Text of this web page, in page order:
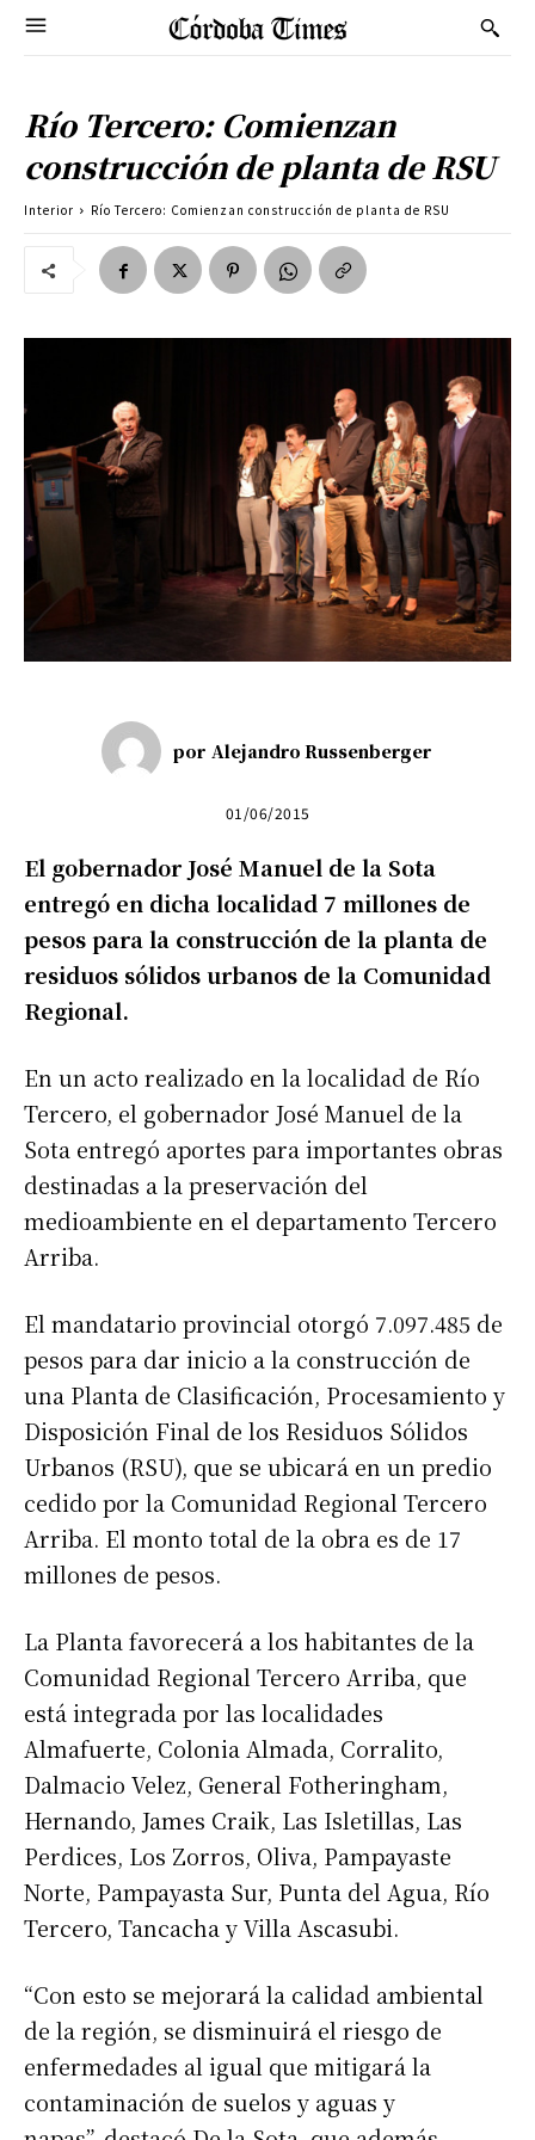
Río Tercero: Comienzan
construcción de planta de RSU
Interior Río Tercero: Comienzan construcción de planta de RSU
por Alejandro Russenberger
01/06/2015
El gobernador José Manuel de la Sota
entregó en dicha localidad 7 millones de
pesos para la construcción de la planta de
residuos sólidos urbanos de la Comunidad
Regional.
En un acto realizado en la localidad de Río
Tercero, el gobernador José Manuel de la
Sota entregó aportes para importantes obras
destinadas a la preservación del
medioambiente en el departamento Tercero
Arriba.
El mandatario provincial otorgó 7.097.485 de
pesos para dar inicio a la construcción de
una Planta de Clasificación, Procesamiento y
Disposición Final de los Residuos Sólidos
Urbanos (RSU), que se ubicará en un predio
cedido por la Comunidad Regional Tercero
Arriba. El monto total de la obra es de 17
millones de pesos.
La Planta favorecerá a los habitantes de la
Comunidad Regional Tercero Arriba, que
está integrada por las localidades
Almafuerte, Colonia Almada, Corralito,
Dalmacio Velez, General Fotheringham,
Hernando, James Craik, Las Isletillas, Las
Perdices, Los Zorros, Oliva, Pampayaste
Norte, Pampayasta Sur, Punta del Agua, Río
Tercero, Tancacha y Villa Ascasubi.
“Con esto se mejorará la calidad ambiental
de la región, se disminuirá el riesgo de
enfermedades al igual que mitigará la
contaminación de suelos y aguas y